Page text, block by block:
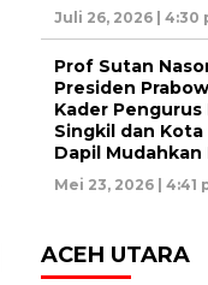
Juli 26, 2026 | 4:30
Prof Sutan
Presiden
Kader Pengurus
Singkil dan
Dapil Mudahkan
Mei 23, 2026 | 4:41
ACEH UTARA